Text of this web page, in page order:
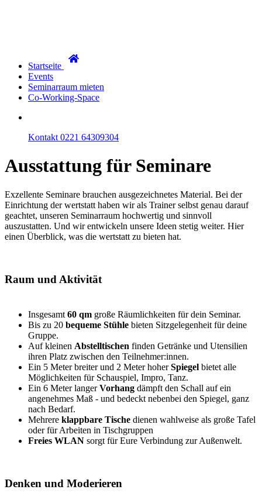
Startseite
Events
Seminarraum mieten
Co-Working-Space
Kontakt 0221 64309304
Ausstattung für Seminare
Exzellente Seminare brauchen ausgezeichnetes Material. Bei der
Einrichtung der wertstatt haben wir als Trainer selbst genau darauf
geachtet, unseren Seminarraum hochwertig und sinnvoll
auszustatten. Und wir entwickeln unsere Ideen stetig weiter. Hier
einen Überblick, was die wertstatt zu bieten hat.
Raum und Aktivität
Insgesamt 60 qm große Räumlichkeiten für dein Seminar.
Bis zu 20 bequeme Stühle bieten Sitzgelegenheit für deine
Gruppe.
Auf kleinen Abstelltischen finden Getränke und Utensilien
ihren Platz zwischen den Teilnehmer:innen.
Ein 5 Meter breiter und 2 Meter hoherSpiegel bietet alle
Möglichkeiten für Schauspiel, Impro, Tanz.
Ein 6 Meter langerVorhang dämpft den Schall auf ein
angenehmes Maß - und bedeckt nebenbei den Spiegel, ganz
nach Bedarf.
Mehrere klappbare Tische dienen wahlweise als große Tafel
oder für Arbeiten in Tischgruppen
Freies WLAN sorgt für Eure Verbindung zur Außenwelt.
Denken und Moderieren